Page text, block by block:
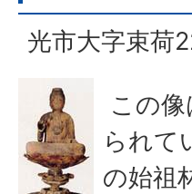
光市大字束荷
この
られて
の始祖